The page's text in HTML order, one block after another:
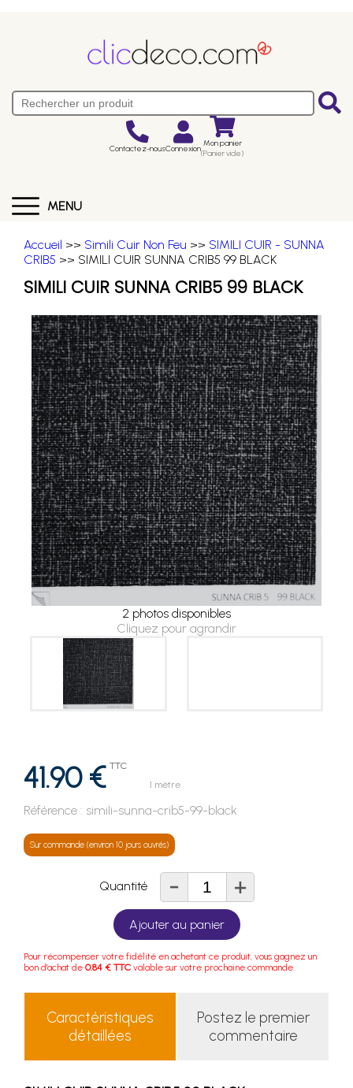
Contactez-nousConnexion Mon panier
(Panier vide)
MENU
Accueil >> Simili Cuir Non Feu >> SIMILI CUIR - SUNNA
CRIB5 >> SIMILI CUIR SUNNA CRIB5 99 BLACK
SIMILI CUIR SUNNA CRIB5 99 BLACK
2 photos disponibles
Cliquez pour agrandir
41.90 € TTC
1 mètre
Référence : simili-sunna-crib5-99-black
Sur commande (environ 10 jours ouvrés)
Quantité - +
Ajouter au panier
Pour récompenser votre fidélité en achetant ce produit, vous gagnez un
bon d'achat de 0.84 € TTC valable sur votre prochaine commande.
Caractéristiques
détaillées
Postez le premier
commentaire